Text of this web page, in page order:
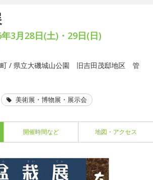
3月28日(土)・29日(日)
/ 県立大磯城山公園 旧吉田茂邸地区 管
美術展・博物展・展示会
開催時間など 地図・アクセス